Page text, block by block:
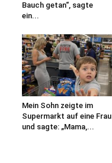
Bauch getan“, sagte
ein...
Mein Sohn zeigte im
Supermarkt auf eine Frau
und sagte: „Mama,...